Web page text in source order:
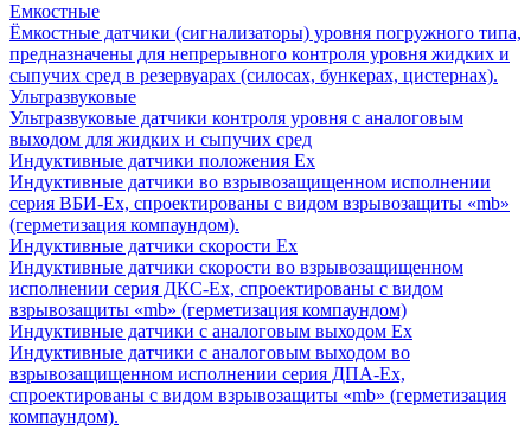
Емкостные
Ёмкостные датчики (сигнализаторы) уровня погружного типа,
предназначены для непрерывного контроля уровня жидких и
сыпучих сред в резервуарах (силосах, бункерах, цистернах).
Ультразвуковые
Ультразвуковые датчики контроля уровня с аналоговым
выходом для жидких и сыпучих сред
Индуктивные датчики положения Ех
Индуктивные датчики во взрывозащищенном исполнении
серия ВБИ-Ех, спроектированы с видом взрывозащиты «mb»
(герметизация компаундом).
Индуктивные датчики скорости Ех
Индуктивные датчики скорости во взрывозащищенном
исполнении серия ДКС-Ех, спроектированы с видом
взрывозащиты «mb» (герметизация компаундом)
Индуктивные датчики с аналоговым выходом Ех
Индуктивные датчики с аналоговым выходом во
взрывозащищенном исполнении серия ДПА-Ех,
спроектированы с видом взрывозащиты «mb» (герметизация
компаундом).